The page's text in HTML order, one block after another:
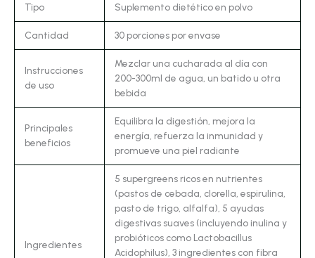
Tipo Suplemento dietético en polvo
Cantidad 30 porciones por envase
Instrucciones
de uso
Mezclar una cucharada al día con
200-300ml de agua, un batido u otra
bebida
Principales
beneficios
Equilibra la digestión, mejora la
energía, refuerza la inmunidad y
promueve una piel radiante
Ingredientes
5 supergreens ricos en nutrientes
(pastos de cebada, clorella, espirulina,
pasto de trigo, alfalfa), 5 ayudas
digestivas suaves (incluyendo inulina y
probióticos como Lactobacillus
Acidophilus), 3 ingredientes con fibra